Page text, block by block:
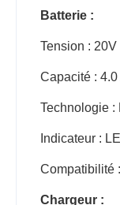
Batterie :
Tension : 20V
Capacité :
Technologie :
Indicateur :
Compatibilité
Chargeur :